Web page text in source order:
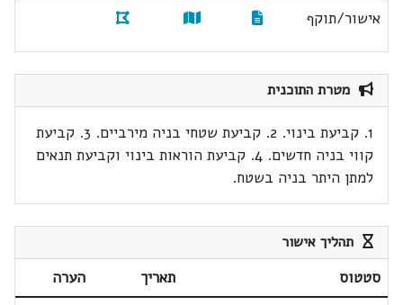
אישור/תוקף
מטרת התוכנית
1. קביעת בינוי. 2. קביעת שטחי בניה מירביים. 3. קביעת
קווי בניה חדשים. 4. קביעת הוראות בינוי וקביעת תנאים
למתן היתר בניה בשטח.
תהליך אישור
סטטוס תאריך
הערה